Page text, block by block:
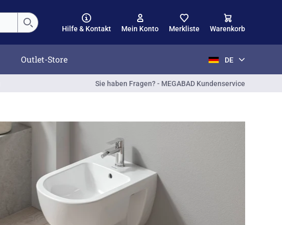
Hilfe & Kontakt Mein Konto Merkliste Warenkorb
Outlet-Store DE
Sie haben Fragen? - MEGABAD Kundenservice